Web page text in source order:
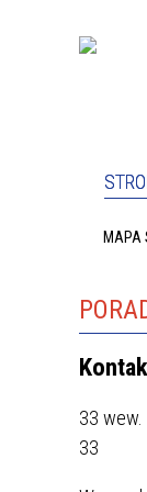
MAPA
33 wew.
33